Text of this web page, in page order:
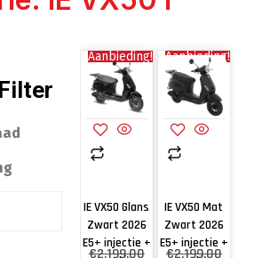
Aanbieding!
IE VX50 Glans
Zwart 2026
E5+ injectie +
€2,199.00
Aanbieding!
IE VX50 Mat
Zwart 2026
E5+ injectie +
€2,199.00